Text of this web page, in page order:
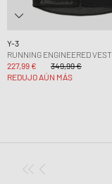
Y-3
RUNNING ENGINEERED VEST
227,99 €
349,99 €
REDUJO AÚN MÁS